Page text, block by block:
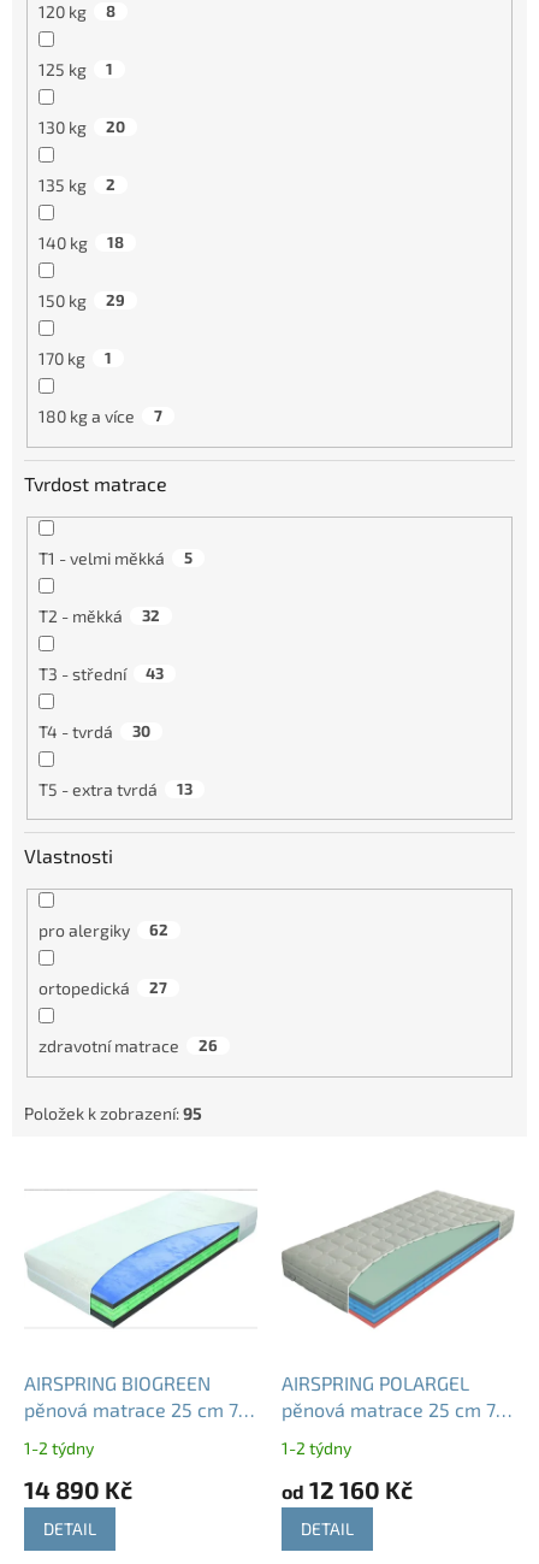
120 kg 8
125 kg 1
130 kg 20
135 kg 2
140 kg 18
150 kg 29
170 kg 1
180 kg a více 7
Tvrdost matrace
T1 - velmi měkká 5
T2 - měkká 32
T3 - střední 43
T4 - tvrdá 30
T5 - extra tvrdá 13
Vlastnosti
pro alergiky 62
ortopedická 27
zdravotní matrace 26
Položek k zobrazení:95
AIRSPRING BIOGREEN
pěnová matrace 25 cm 7
1-2 týdny
14 890 Kč
DETAIL
AIRSPRING POLARGEL
pěnová matrace 25 cm 7
1-2 týdny
od 12 160 Kč
DETAIL